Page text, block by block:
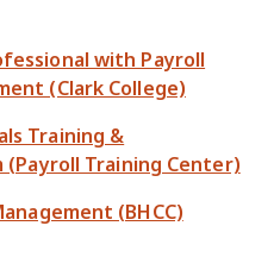
with Payroll
(Clark College)
Training &
Training Center)
(BHCC)